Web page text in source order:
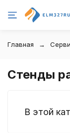
Главная
Стенды
В этой